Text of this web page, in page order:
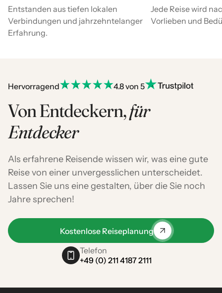
Entstanden aus tiefen lokalen
Verbindungen und jahrzehntelanger
Erfahrung.
Jede Reise wird
Vorlieben und
Hervorragend 4.8 von 5
Von Entdeckern,für
Entdecker
Als erfahrene Reisende wissen wir, was eine gute
Reise von einer unvergesslichen unterscheidet.
Lassen Sie uns eine gestalten, über die Sie noch
Jahre sprechen!
Kostenlose Reiseplanung
Telefon
+49 (0) 211 4187 2111